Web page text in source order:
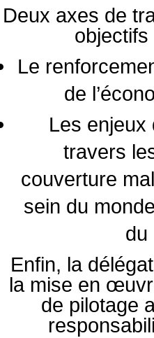
Deux axes de
Le
de
Les enjeux
travers
couverture
sein du
du
Enfin, la
la mise en
de pilotage